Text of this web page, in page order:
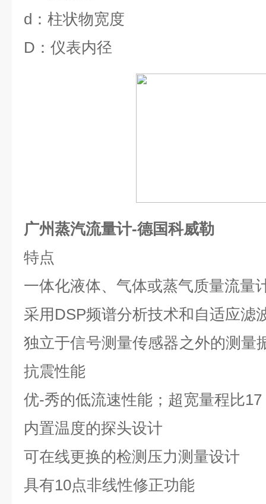
d ：柱状物宽度
D ：仪表内径
广州蒸汽流量计-德国科威勒
特点
一体化液体、气体或蒸气质量流量
采用 DSP频谱分析技术和自适应滤
独立于信号测量传感器之外的测量
抗震性能
优-秀的低流速性能；超宽量程比17
内置温度的探头设计
可在线更换的检测压力测量设计
具有10点非线性修正功能